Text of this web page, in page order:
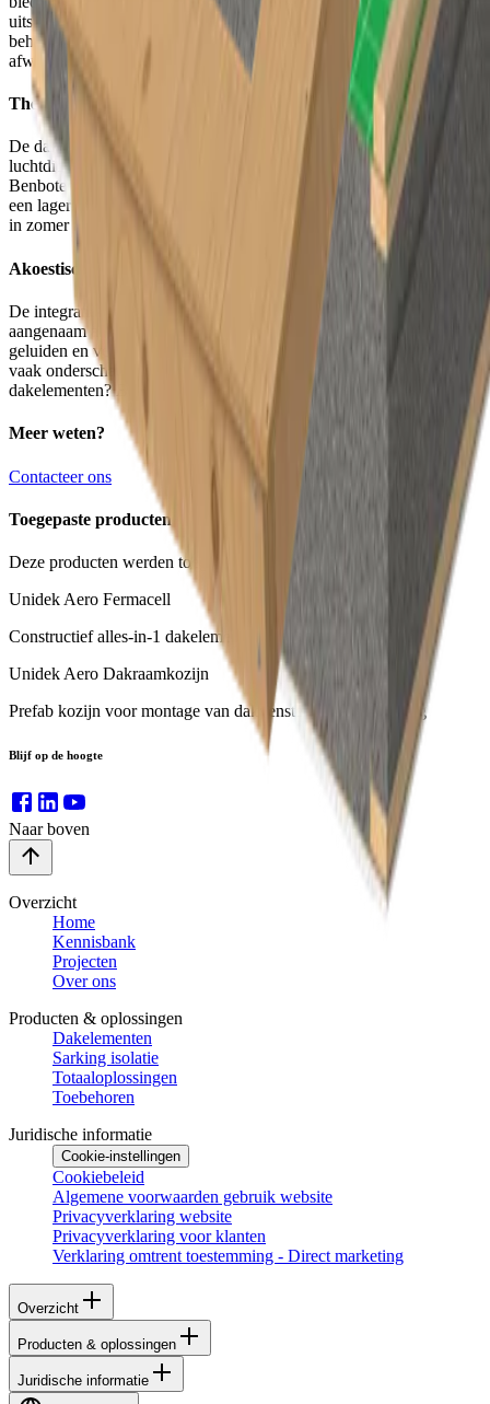
uitstekende basis voor verdere afwerking zoals schilderwerken of
behang. De binnenzijde oogt meteen verzorgd, waardoor de
afwerkingsfase aanzienlijk wordt verkort. Een win-win!
Thermische prestaties
De dakelementen combineren een uitstekende isolatiewaarde met
luchtdichtheid, wat perfect aansluit bij de energiezuinige visie van
Benbotec. Dankzij de hoge isolatiecapaciteit draagt het dak bij aan
een lager energieverbruik en een comfortabel binnenklimaat, zowel
in zomer als winter.
Akoestisch comfort
De integratie van Fermacellplaten zorgt bovendien voor een
aangenaam akoestisch klimaat in de woning. De platen dempen
geluiden en verhogen zo het wooncomfort — een meerwaarde die
vaak onderschat wordt. Wil je meer weten over akoestiek en
dakelementen? Bekijk dan zeker
dit artikel
Meer weten?
Contacteer ons
Toegepaste producten
Deze producten werden toegepast in dit project:
Unidek Aero Fermacell
Constructief alles-in-1 dakelement voor luxe afwerking
Unidek Aero Dakraamkozijn
Prefab kozijn voor montage van dakvensters zonder raveling
Blijf op de hoogte
Naar boven
Overzicht
Home
Kennisbank
Projecten
Over ons
Producten & oplossingen
Dakelementen
Sarking isolatie
Totaaloplossingen
Toebehoren
Juridische informatie
Cookie-instellingen
Cookiebeleid
Algemene voorwaarden gebruik website
Privacyverklaring website
Privacyverklaring voor klanten
Verklaring omtrent toestemming - Direct marketing
Overzicht
Producten & oplossingen
Juridische informatie